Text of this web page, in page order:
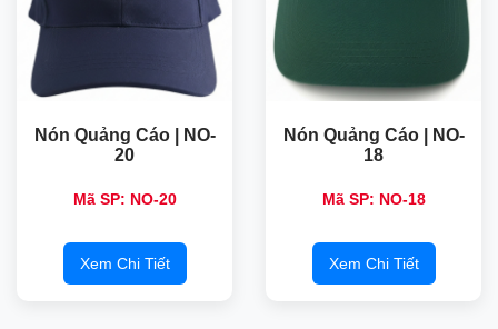
Nón Quảng Cáo | NO-
20
Mã SP: NO-20
Xem Chi Tiết
Nón Quảng Cáo | NO-
18
Mã SP: NO-18
Xem Chi Tiết